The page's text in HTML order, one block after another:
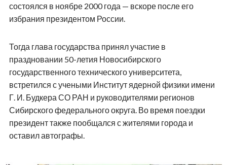
состоялся в ноябре 2000 года — вскоре после его
избрания президентом России.
Тогда глава государства принял участие в
праздновании 50-летия Новосибирского
государственного технического университета,
встретился с учеными Институт ядерной физики имени
Г. И. Будкера СО РАН и руководителями регионов
Сибирского федерального округа. Во время поездки
президент также пообщался с жителями города и
оставил автографы.